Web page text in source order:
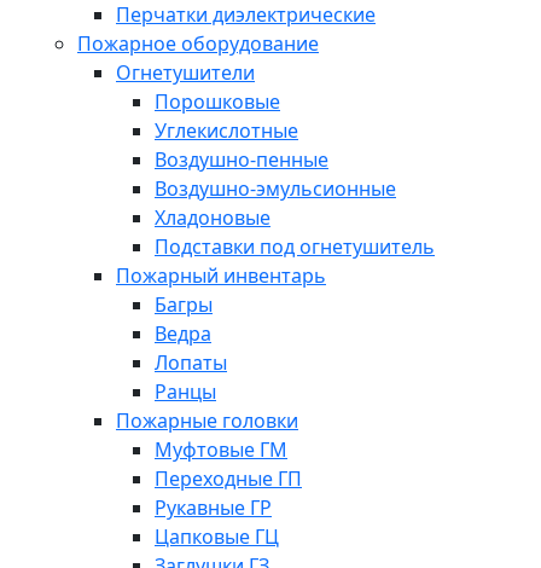
Перчатки диэлектрические
Пожарное оборудование
Огнетушители
Порошковые
Углекислотные
Воздушно-пенные
Воздушно-эмульсионные
Хладоновые
Подставки под огнетушитель
Пожарный инвентарь
Багры
Ведра
Лопаты
Ранцы
Пожарные головки
Муфтовые ГМ
Переходные ГП
Рукавные ГР
Цапковые ГЦ